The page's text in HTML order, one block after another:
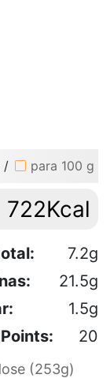
/ para 100 g
722Kcal
7.2g
21.5g
1.5g
20
(253g)